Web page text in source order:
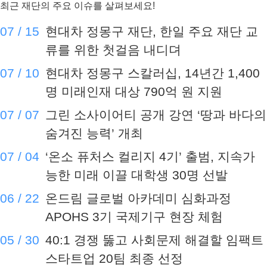
07 / 04 ‘온소 퓨처스 컬리지 4기’ 출범, 지속가
능한 미래 이끌 대학생 30명 선발
온드림 글로벌 아카데미 심화과정
APOHS 3기 국제기구 현장 체험
40:1 경쟁 뚫고 사회문제 해결할 임팩트
스타트업 20팀 최종 선정
CMK 매거진 소식
뉴스레터로 받아보세요!
재단의 소식을 메일로 보내드립니다.